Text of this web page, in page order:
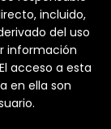
incluido,
del uso
información
acceso a esta
en ella son